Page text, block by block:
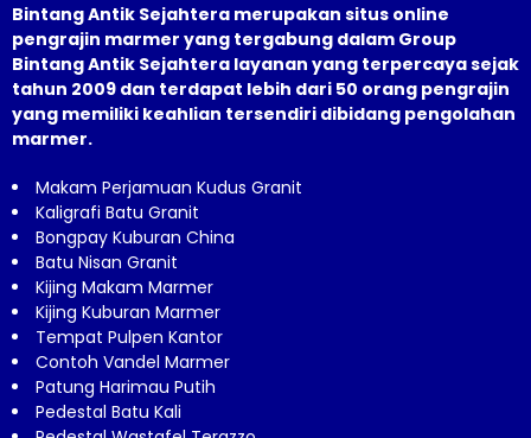
Bintang Antik Sejahtera merupakan situs online
pengrajin marmer yang tergabung dalam Group
Bintang Antik Sejahtera layanan yang terpercaya sejak
tahun 2009 dan terdapat lebih dari 50 orang pengrajin
yang memiliki keahlian tersendiri dibidang pengolahan
marmer.
Makam Perjamuan Kudus Granit
Kaligrafi Batu Granit
Bongpay Kuburan China
Batu Nisan Granit
Kijing Makam Marmer
Kijing Kuburan Marmer
Tempat Pulpen Kantor
Contoh Vandel Marmer
Patung Harimau Putih
Pedestal Batu Kali